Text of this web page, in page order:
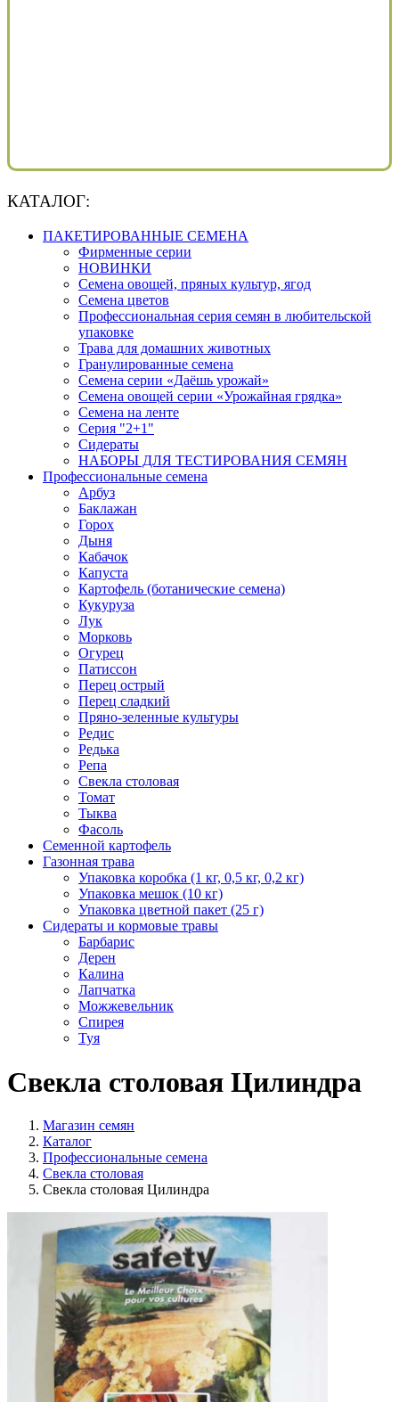
КАТАЛОГ:
ПАКЕТИРОВАННЫЕ СЕМЕНА
Фирменные серии
НОВИНКИ
Семена овощей, пряных культур, ягод
Семена цветов
Профессиональная серия семян в любительской
упаковке
Трава для домашних животных
Гранулированные семена
Семена серии «Даёшь урожай»
Семена овощей серии «Урожайная грядка»
Семена на ленте
Серия "2+1"
Сидераты
НАБОРЫ ДЛЯ ТЕСТИРОВАНИЯ СЕМЯН
Профессиональные семена
Арбуз
Баклажан
Горох
Дыня
Кабачок
Капуста
Картофель (ботанические семена)
Кукуруза
Лук
Морковь
Огурец
Патиссон
Перец острый
Перец сладкий
Пряно-зеленные культуры
Редис
Редька
Репа
Свекла столовая
Томат
Тыква
Фасоль
Семенной картофель
Газонная трава
Упаковка коробка (1 кг, 0,5 кг, 0,2 кг)
Упаковка мешок (10 кг)
Упаковка цветной пакет (25 г)
Сидераты и кормовые травы
Барбарис
Дерен
Калина
Лапчатка
Можжевельник
Спирея
Туя
Свекла столовая Цилиндра
Магазин семян
Каталог
Профессиональные семена
Свекла столовая
Свекла столовая Цилиндра